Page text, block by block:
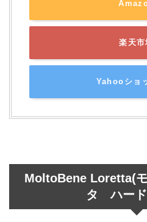
楽天市
Yahooショ
MoltoBene Loretta(
タ ハード